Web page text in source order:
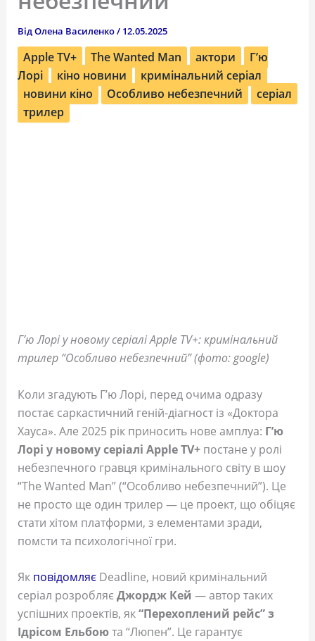
ВідОлена Василенко/ 12.05.2025
Apple TV+ The Wanted Man актори
Г’ю
Лорі
кіно новини
кримінальний серіал
новини кіно
Особливо небезпечний
серіал
трилер
Г’ю Лорі у новому серіалі Apple TV+: кримінальний
трилер “Особливо небезпечний” (фото: google)
Коли згадують Г’ю Лорі, перед очима одразу
постає саркастичний геній-діагност із «Доктора
Хауса». Але 2025 рік приносить нове амплуа: Г’ю
Лорі у новому серіалі Apple TV+постане у ролі
небезпечного гравця кримінального світу в шоу
“The Wanted Man” (“Особливо небезпечний”). Це
не просто ще один трилер — це проект, що обіцяє
стати хітом платформи, з елементами зради,
помсти та психологічної гри.
Як повідомляєDeadline, новий кримінальний
серіал розробляє Джордж Кей — автор таких
успішних проектів, як“Перехоплений рейс” з
Ідрісом Ельбоюта “Люпен”. Це гарантує